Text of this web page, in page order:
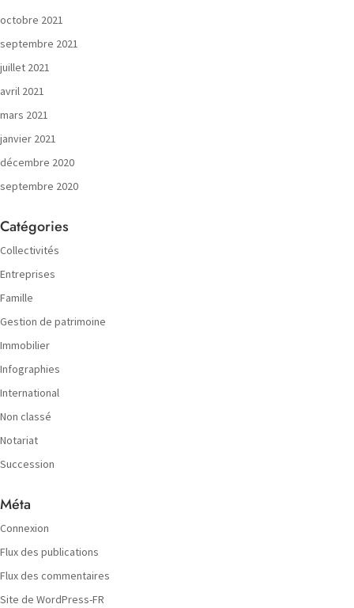
octobre 2021
septembre 2021
juillet 2021
avril 2021
mars 2021
janvier 2021
décembre 2020
septembre 2020
Catégories
Collectivités
Entreprises
Famille
Gestion de patrimoine
Immobilier
Infographies
International
Non classé
Notariat
Succession
Méta
Connexion
Flux des publications
Flux des commentaires
Site de WordPress-FR